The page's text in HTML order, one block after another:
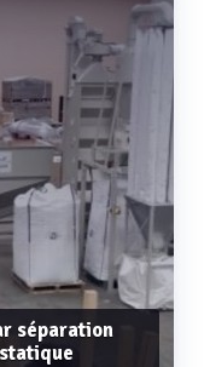
séparation